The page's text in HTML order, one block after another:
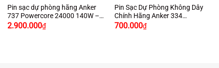
Pin sạc dự phòng hãng Anker
737 Powercore 24000 140W –
A1289
Giá
2.900.000₫Giá
hiện
Pin Sạc Dự Phòng Không Dây
Chính Hãng Anker 334
10000mAh – A1642
Giá
700.000₫Giá
hiện